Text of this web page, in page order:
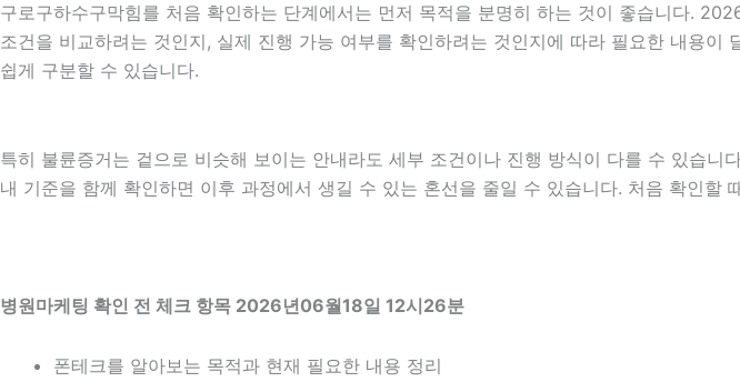
구로구하수구막힘를 처음 확인하는 단계에서는 먼저 목적을 분명히 하는 것이 좋습니다.
조건을 비교하려는 것인지, 실제 진행 가능 여부를 확인하려는 것인지에 따라 필요한 내용
쉽게 구분할 수 있습니다.
특히 불륜증거는 겉으로 비슷해 보이는 안내라도 세부 조건이나 진행 방식이 다를 수 있습
내 기준을 함께 확인하면 이후 과정에서 생길 수 있는 혼선을 줄일 수 있습니다. 처음 확인할
병원마케팅 확인 전 체크 항목 2026년06월18일 12시26분
폰테크를 알아보는 목적과 현재 필요한 내용 정리